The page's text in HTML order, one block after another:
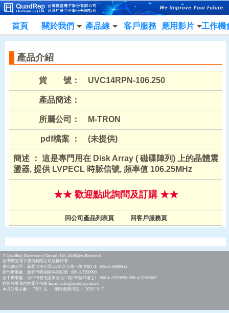
首頁 關於我們 產品線 客戶服務 應用影片 工作機
產品介紹
貨 號： UVC14RPN-106.250
產品簡述：
所屬公司： M-TRON
pdf檔案 ： (未提供)
簡述 ： 這是專門用在 Disk Array ( 磁碟陣列) 上的晶體震
盪器, 提供 LVPECL 時脈信號, 頻率值 106.25MHz
★★ 歡迎點此詢問及訂購 ★★
回公司產品列表頁 回客戶服務頁
© QuadRep Electronics [Taiwan] Ltd, All Rights Reserved
台灣廣登電子股份有限公司版權所有
臺北總公司：新北市汐止區221新台五路一段79號17F 886-2-26989933
新竹辦事處：新竹市明湖路648巷2號 886-3-5290090
台中辦事處：台中市西屯區市政北二路238號22樓之1 886-4-22553696; 886-4-22553697
歡迎聯繫我們的電子信箱 Email: sales@quadrep.com.tw
本月訪客人數： 7201 位 | 網站更新日期： 2026 / 8 / 7